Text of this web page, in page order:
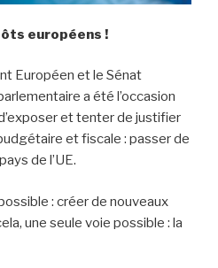
européens !
Européen et le Sénat
a été l’occasion
et tenter de justifier
et fiscale : passer de
de l’UE.
: créer de nouveaux
une seule voie possible : la